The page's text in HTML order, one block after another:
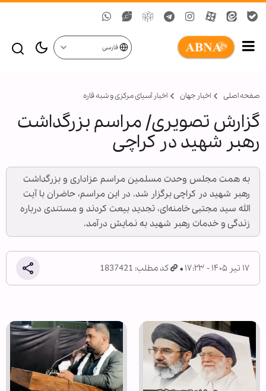
فارسی
صفحه اصلی اخبار جهان اخبار آسیای مرکزی و شبه قاره
گزارش تصویری/ مراسم بزرگداشت
رهبر شهید در کراچی
به همت مجلس وحدت مسلمین مراسم عزاداری و بزرگداشت
رهبر شهید در کراچی برگزار شد. در این مراسم، حاضران با آیت
الله سید مجتبی خامنه‌ای، تجدید بیعت کردند و مستندی درباره
زندگی و خدمات رهبر شهید به نمایش درآمد.
۱۷ تیر ۱۴۰۵ - ۱۷:۲۳ کد مطلب: 1837421